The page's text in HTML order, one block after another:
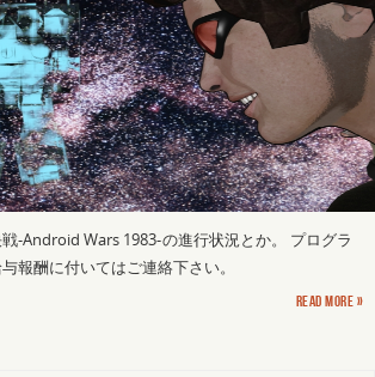
-Android Wars 1983-の進行状況とか。 プログラ
報酬に付いてはご連絡下さい。
Read more »